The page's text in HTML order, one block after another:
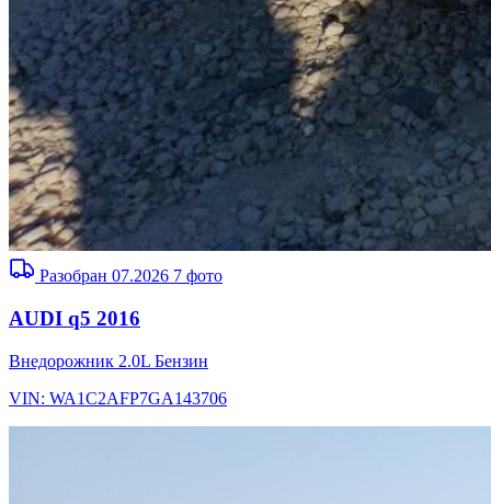
Разобран 07.2026 7 фото
AUDI q5 2016
Внедорожник 2.0L Бензин
VIN: WA1C2AFP7GA143706